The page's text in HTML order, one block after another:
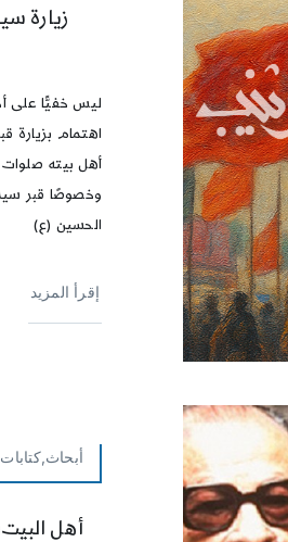
زيارة
ليس خفيًّا على
اهتمام بزيارة
أهل بيته صلوات
وخصوصًا قبر سيد
الحسين (ع)
إقرأ المزيد
أهل